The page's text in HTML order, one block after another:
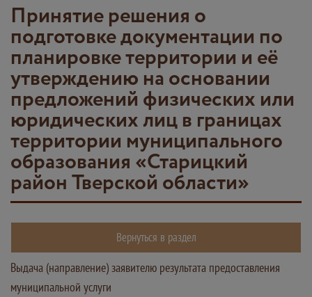
Принятие решения о
подготовке документации по
планировке территории и её
утверждению на основании
предложений физических или
юридических лиц в границах
территории муниципального
образования «Старицкий
район Тверской области»
Вернуться в раздел
Выдача (направление) заявителю результата предоставления
муниципальной услуги